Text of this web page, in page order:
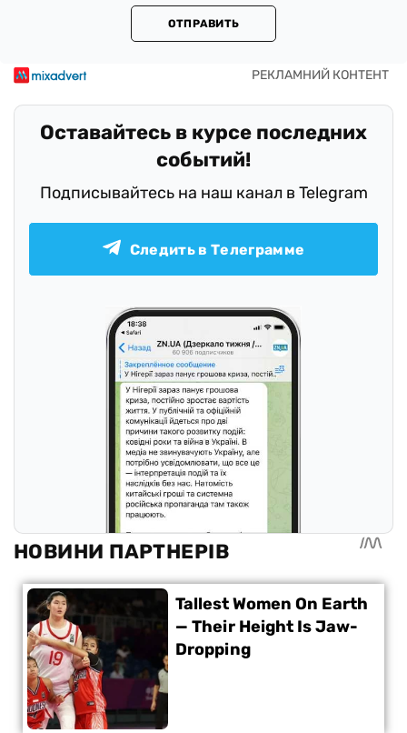
ОТПРАВИТЬ
Оставайтесь в курсе последних
событий!
Подписывайтесь на наш канал в Telegram
Следить в Телеграмме